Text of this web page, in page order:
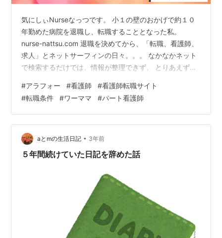
気にしぃNurseなっつです。 小１の壁のおかげで約１０
年勤めた病院を退職し、転職することとなった私。
nurse-nattsu.com 退職を決めてから、「転職、看護師、
求人」とネットサーフィンの日々。。。 なかなかネット
で検索するだけでは、情報が整理できず、 とりあえず数
が求める勤務条件 １．通勤距離が近い（車で15分以内が
理想） ２．日勤のみ夜勤なし ３．非常勤で週４～5日程
度（120時間／月程度で社会保険加入希望） ４．日祝休
み ５．子育てに理解がある、ママさんナースがいる ６．
人間関係良好 ②転職サイトに登録 ①１回目の電話内容
（簡…
#アラフォー #看護師 #看護師転職サイト
#転職条件 #ワーママ #パート看護師
aとmの生活日記 • 3年前
５年間続けていた日記を辞めた話